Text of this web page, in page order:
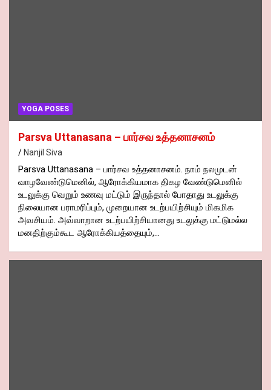
YOGA POSES
Parsva Uttanasana – பார்சவ உத்தனாசனம்
Nanjil Siva
Parsva Uttanasana – பார்சவ உத்தனாசனம். நாம் நலமுடன்
வாழவேண்டுமெனில், ஆரோக்கியமாக திகழ வேண்டுமெனில்
உடலுக்கு வெறும் உணவு மட்டும் இருந்தால் போதாது உடலுக்கு
நிலையான பராமரிப்பும், முறையான உடற்பயிற்சியும் மிகமிக
அவசியம். அவ்வாறான உடற்பயிற்சியானது உடலுக்கு மட்டுமல்ல
மனதிற்கும்கூட ஆரோக்கியத்தையும்,…